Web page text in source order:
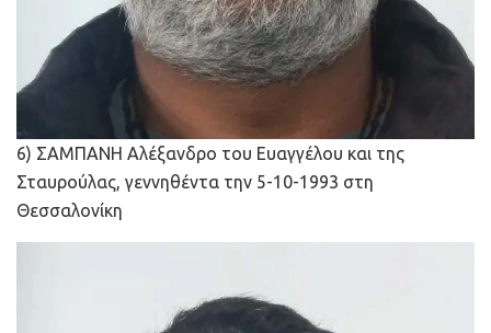
6) ΣΑΜΠΑΝΗ Αλέξανδρο του Ευαγγέλου και της
Σταυρούλας, γεννηθέντα την 5-10-1993 στη
Θεσσαλονίκη